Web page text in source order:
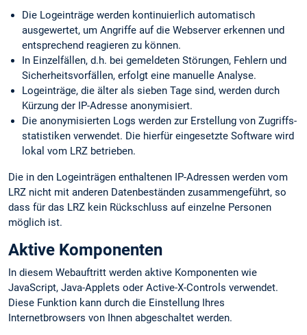
Die Logeinträge werden kontinuierlich automatisch
ausgewertet, um Angriffe auf die Webserver erkennen und
entsprechend reagieren zu können.
In Einzelfällen, d.h. bei gemeldeten Störungen, Fehlern und
Sicherheits­vorfällen, erfolgt eine manuelle Analyse.
Logeinträge, die älter als sieben Tage sind, werden durch
Kürzung der IP-Adresse anonymisiert.
Die anonymisierten Logs werden zur Erstellung von Zugriffs­
statistiken verwendet. Die hierfür eingesetzte Software wird
lokal vom LRZ betrieben.
Die in den Logeinträgen enthaltenen IP-Adressen werden vom
LRZ nicht mit anderen Datenbeständen zusammengeführt, so
dass für das LRZ kein Rückschluss auf einzelne Personen
möglich ist.
Aktive Komponenten
In diesem Webauftritt werden aktive Komponenten wie
JavaScript, Java-Applets oder Active-X-Controls verwendet.
Diese Funktion kann durch die Einstellung Ihres
Internetbrowsers von Ihnen abgeschaltet werden.